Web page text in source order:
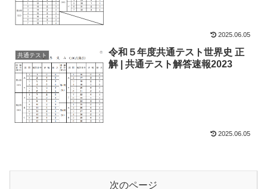
2025.06.05
共通テスト
令和５年度共通テスト世界史 正
解 | 共通テスト解答速報2023
2025.06.05
次のページ